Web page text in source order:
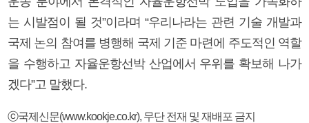
는 시발점이 될 것”이라며 “우리나라는 관련 기술 개발과
국제 논의 참여를 병행해 국제 기준 마련에 주도적인 역할
을 수행하고 자율운항선박 산업에서 우위를 확보해 나가
겠다”고 말했다.
ⓒ국제신문(www.kookje.co.kr), 무단 전재 및 재배포 금지